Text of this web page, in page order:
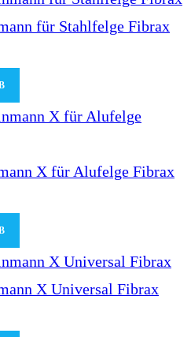
für Stahlfelge Fibrax
X für Alufelge Fibrax
X Universal Fibrax